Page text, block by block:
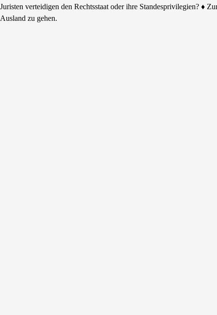
Juristen verteidigen den Rechtsstaat oder ihre Standesprivilegien? ♦
Ausland zu gehen.